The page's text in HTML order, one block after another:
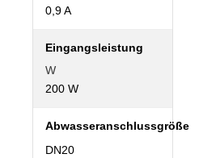
0,9 A
Eingangsleistung
W
200 W
Abwasseranschlussgröße
DN20